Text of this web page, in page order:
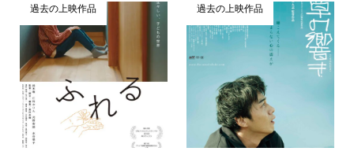
過去の上映作品 過去の上映作品